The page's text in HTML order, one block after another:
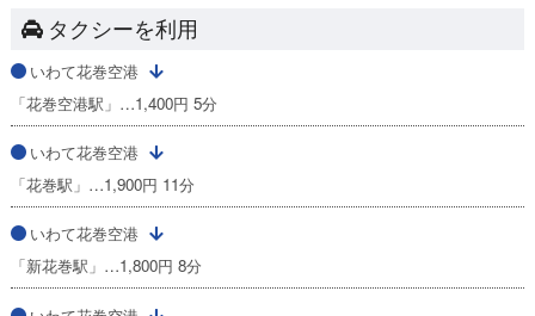
タクシーを利用
いわて花巻空港
「花巻空港駅」…1,400円 5分
いわて花巻空港
「花巻駅」…1,900円 11分
いわて花巻空港
「新花巻駅」…1,800円 8分